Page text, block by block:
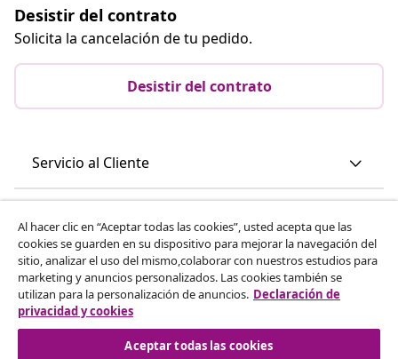
Desistir del contrato
Solicita la cancelación de tu pedido.
Desistir del contrato
Servicio al Cliente
vidaXL
Descubre mas
Al hacer clic en “Aceptar todas las cookies”, usted acepta que las
cookies se guarden en su dispositivo para mejorar la navegación del
sitio, analizar el uso del mismo,colaborar con nuestros estudios para
marketing y anuncios personalizados. Las cookies también se
utilizan para la personalización de anuncios. Declaración de
privacidad y cookies
Aceptar todas las cookies